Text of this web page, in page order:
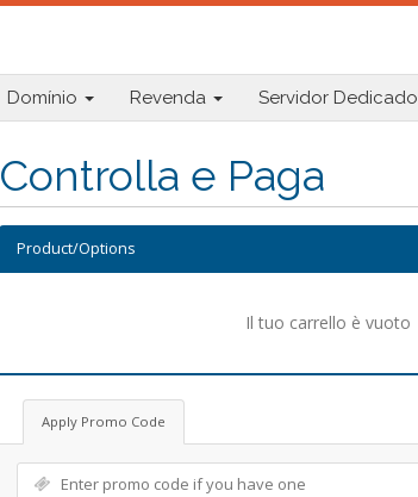
Domínio Revenda Servidor Dedicado
Controlla e Paga
Product/Options
Il tuo carrello è vuoto
Apply Promo Code